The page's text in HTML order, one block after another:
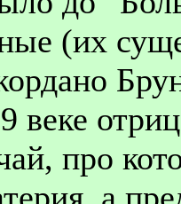
(их
веке
про